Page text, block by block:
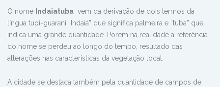
O nome Indaiatuba vem da derivação de dois termos da
língua tupi-guarani “Indaiá” que significa palmeira e “tuba” que
indica uma grande quantidade. Porém na realidade a referência
do nome se perdeu ao longo do tempo, resultado das
alterações nas características da vegetação local.
A cidade se destaca também pela quantidade de campos de